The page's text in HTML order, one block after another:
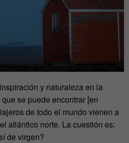
y naturaleza en la
se puede encontrar [en
de todo el mundo vienen a
atlántico norte. La cuestión es:
de virgen?